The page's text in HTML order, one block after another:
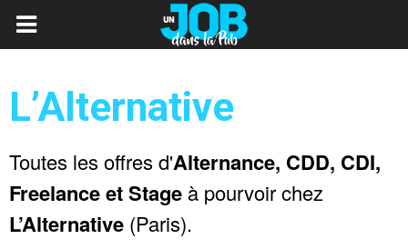
L’Alternative
Toutes les offres d'Alternance, CDD, CDI,
Freelance et Stage à pourvoir chez
L’Alternative (Paris).